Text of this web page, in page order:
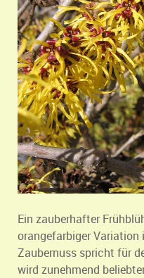
Ein zauberhafter
orangefarbiger Variation
Zaubernuss spricht für
wird zunehmend